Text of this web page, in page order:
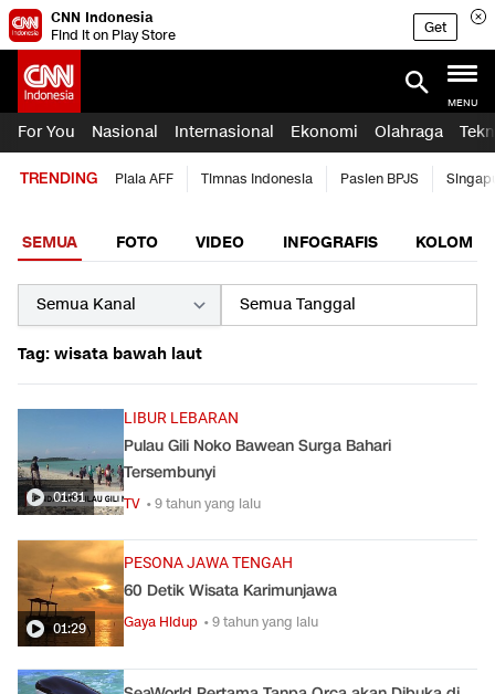
CNN Indonesia
Find it on Play Store
Get
MENU
For You Nasional Internasional Ekonomi Olahraga
TRENDING Piala AFF Timnas Indonesia Pasien BPJS
SEMUA FOTO VIDEO INFOGRAFIS KOLOM
Tag: wisata bawah laut
01:31
LIBUR LEBARAN
Pulau Gili Noko Bawean Surga Bahari
Tersembunyi
TV • 9 tahun yang lalu
01:29
PESONA JAWA TENGAH
60 Detik Wisata Karimunjawa
Gaya Hidup • 9 tahun yang lalu